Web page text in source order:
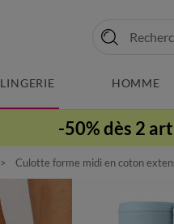
LINGERIE HOMME
-50% dès 2
Culotte forme midi en coton